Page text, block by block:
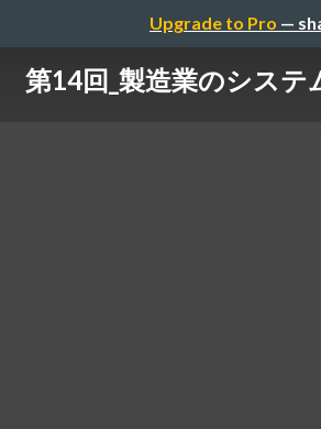
Upgrade to Pro —
第14回_製造業のシステ